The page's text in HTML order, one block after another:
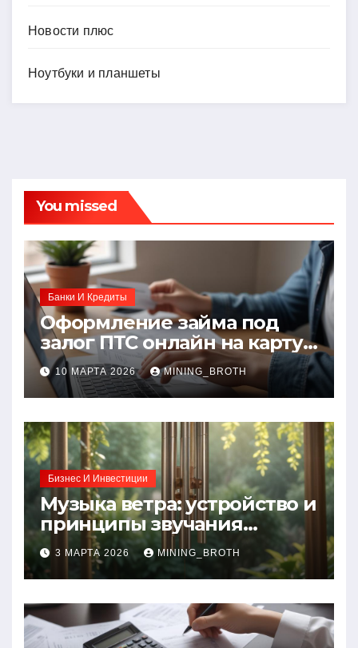
Новости плюс
Ноутбуки и планшеты
You missed
Банки И Кредиты
Оформление займа под
залог ПТС онлайн на карту
без визита в офис: порядок,
требования и документы
10 МАРТА 2026 MINING_BROTH
Бизнес И Инвестиции
Музыка ветра: устройство и
принципы звучания
колокольчиков
3 МАРТА 2026 MINING_BROTH